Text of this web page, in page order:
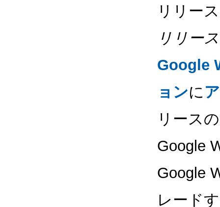
リリー
リリー
Google
ョンに
リース
Google
Google
レード